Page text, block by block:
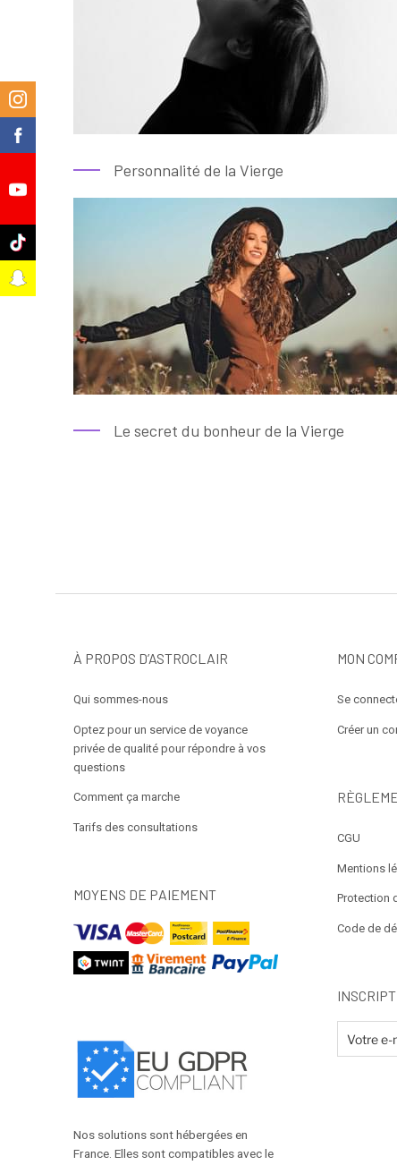
Personnalité de la Vierge
Le secret du bonheur de la Vierge
À PROPOS D’ASTROCLAIR
Qui sommes-nous
Optez pour un service de voyance
privée de qualité pour répondre à vos
questions
Comment ça marche
Tarifs des consultations
MOYENS DE PAIEMENT
Nos solutions sont hébergées en
France. Elles sont compatibles avec le
MON
Se
Créer un
CGU
Mentions
Protection
Code de